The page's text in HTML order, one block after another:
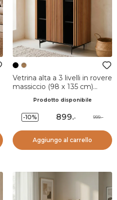
Vetrina alta a 3 livelli in rovere
massiccio (98 x 135 cm)
Prodotto disponibile
-10% 899.- 999.-
Aggiungo al carrello